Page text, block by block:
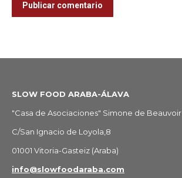
Publicar comentario
SLOW FOOD ARABA-ÁLAVA
"Casa de Asociaciones" Simone de Beauvoir
C/San Ignacio de Loyola,8
01001 Vitoria-Gasteiz (Araba)
info@slowfoodaraba.com